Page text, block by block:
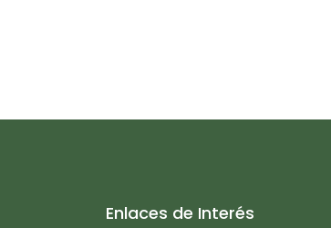
Enlaces de Interés